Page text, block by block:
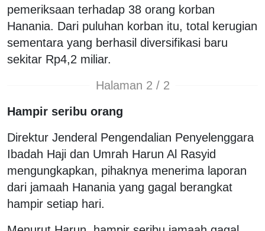
pemeriksaan terhadap 38 orang korban
Hanania. Dari puluhan korban itu, total kerugian
sementara yang berhasil diversifikasi baru
sekitar Rp4,2 miliar.
Halaman 2 / 2
Hampir seribu orang
Direktur Jenderal Pengendalian Penyelenggara
Ibadah Haji dan Umrah Harun Al Rasyid
mengungkapkan, pihaknya menerima laporan
dari jamaah Hanania yang gagal berangkat
hampir setiap hari.